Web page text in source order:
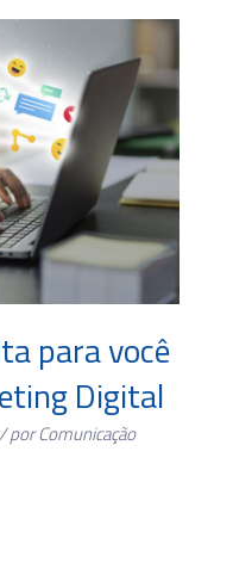
para você
Digital
por Comunicação